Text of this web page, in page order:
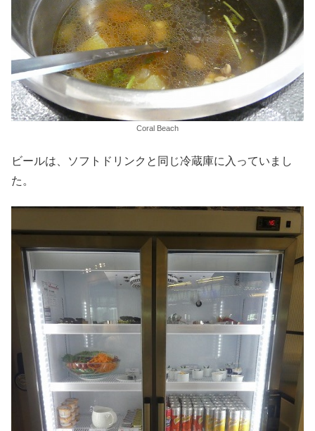
Coral Beach
ビールは、ソフトドリンクと同じ冷蔵庫に入っていまし
た。